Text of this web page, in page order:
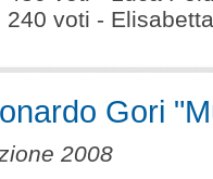
240 voti -
Gori
2008